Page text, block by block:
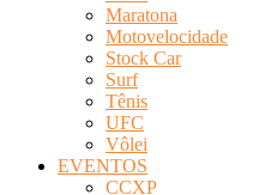
Maratona
Motovelocidade
Stock Car
Surf
Tênis
UFC
Vôlei
EVENTOS
CCXP